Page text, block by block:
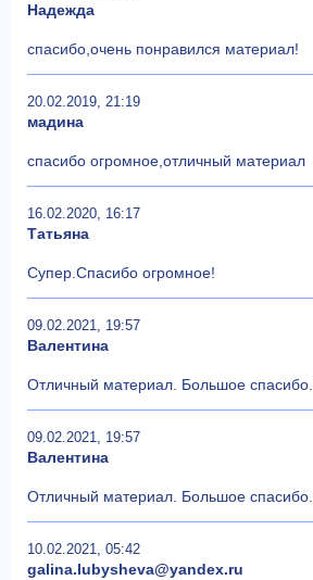
Надежда
спасибо,очень понравился материал!
20.02.2019, 21:19
мадина
спасибо огромное,отличный материал
16.02.2020, 16:17
Татьяна
Супер.Спасибо огромное!
09.02.2021, 19:57
Валентина
Отличный материал. Большое спасибо.
09.02.2021, 19:57
Валентина
Отличный материал. Большое спасибо.
10.02.2021, 05:42
galina.lubysheva@yandex.ru